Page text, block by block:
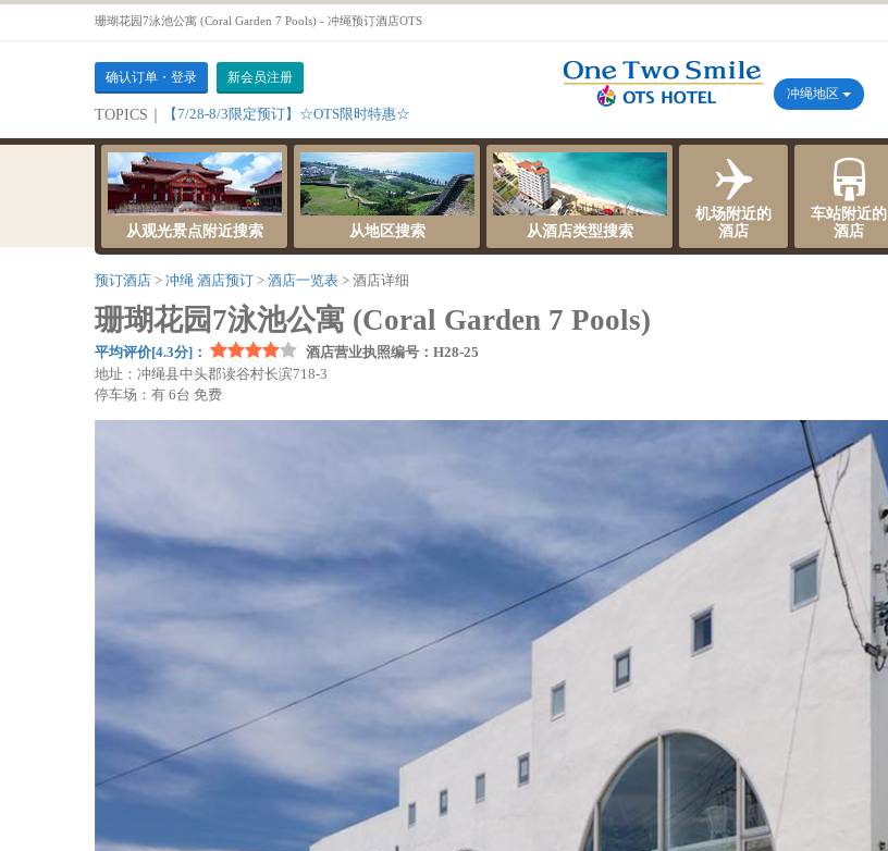
珊瑚花园7泳池公寓 (Coral Garden 7 Pools) - 冲绳预订酒店OTS
确认订单・登录 新会员注册
TOPICS｜ 【7/28-8/3限定预订】☆OTS限时特惠☆
冲绳地区
从观光景点附近搜索 从地区搜索 从酒店类型搜索
机场附近的
酒店
车站附近的
酒店
预订酒店 冲绳 酒店预订 酒店一览表 酒店详细
珊瑚花园7泳池公寓 (Coral Garden 7 Pools)
平均评价[4.3分]：
酒店营业执照编号：H28-25
地址：冲绳县中头郡读谷村长滨718-3
停车场：有 6台 免费